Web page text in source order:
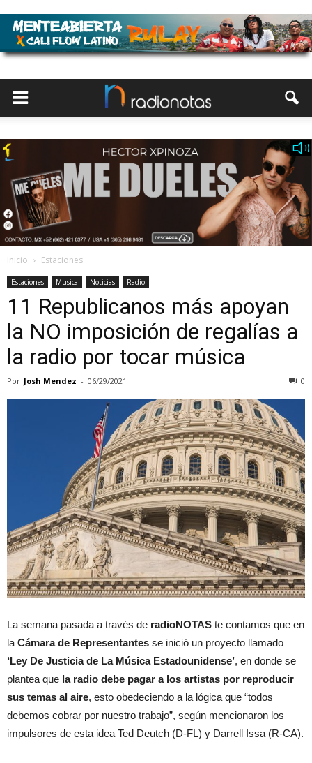
Inicio Estaciones
Estaciones Musica Noticias Radio
11 Republicanos más apoyan
la NO imposición de regalías a
la radio por tocar música
Por Josh Mendez - 06/29/2021 0
La semana pasada a través de radioNOTAS te contamos que en
la Cámara de Representantes se inició un proyecto llamado
‘Ley De Justicia de La Música Estadounidense’, en donde se
plantea que la radio debe pagar a los artistas por reproducir
sus temas al aire, esto obedeciendo a la lógica que “todos
debemos cobrar por nuestro trabajo”, según mencionaron los
impulsores de esta idea Ted Deutch (D-FL) y Darrell Issa (R-CA).